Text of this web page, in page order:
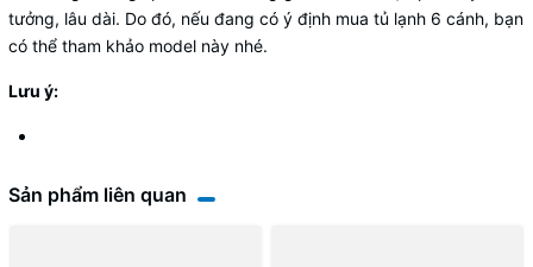
tưởng, lâu dài. Do đó, nếu đang có ý định mua tủ lạnh 6 cánh, bạn
có thể tham khảo model này nhé.
Lưu ý:
Sản phẩm liên quan